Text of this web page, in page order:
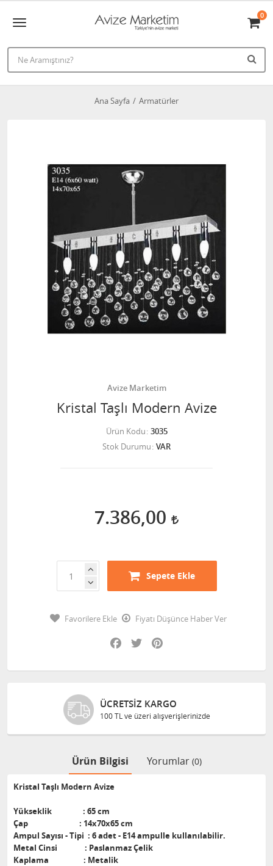
0
Ana Sayfa Armatürler
Avize Marketim
Kristal Taşlı Modern Avize
Ürün Kodu 3035
Stok Durumu VAR
7.386,00
Sepete Ekle
Favorilere Ekle
Fiyatı Düşünce Haber Ver
Facebook
Twitter
ÜCRETSIZ KARGO
100 TL ve üzeri alışverişlerinizde
Ürün Bilgisi Yorumlar (0)
Kristal Taşlı Modern Avize
Yükseklik : 65 cm
Çap : 14x70x65 cm
Ampul Sayısı - Tipi : 6 adet - E14 ampulle kullanılabilir.
Metal Cinsi : Paslanmaz Çelik
Kaplama : Metalik